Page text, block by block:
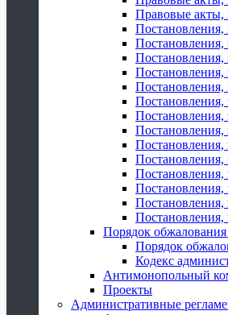
Правовые акты,
Постановления,
Постановления,
Постановления,
Постановления,
Постановления,
Постановления,
Постановления,
Постановления,
Постановления,
Постановления,
Постановления,
Постановления,
Постановления,
Постановления,
Порядок
Порядок
Кодекс
Антимонопольный
Проекты
Административные